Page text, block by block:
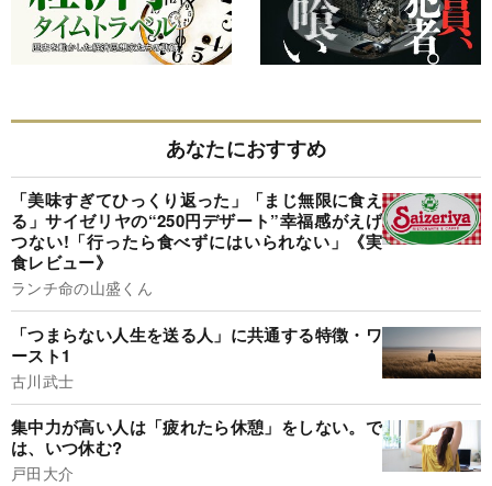
あなたにおすすめ
「美味すぎてひっくり返った」「まじ無限に食え
る」サイゼリヤの“250円デザート”幸福感がえげ
つない!「行ったら食べずにはいられない」《実
食レビュー》
ランチ命の山盛くん
「つまらない人生を送る人」に共通する特徴・ワ
ースト1
古川武士
集中力が高い人は「疲れたら休憩」をしない。で
は、いつ休む?
戸田大介